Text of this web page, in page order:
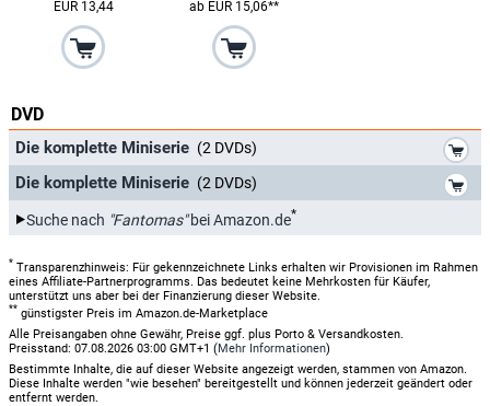
EUR 13,44 ab EUR 15,06**
DVD
Die komplette Miniserie (2 DVDs)
Die komplette Miniserie (2 DVDs)
Suche nach "Fantomas"bei Amazon.de*
* Transparenzhinweis: Für gekennzeichnete Links erhalten wir Provisionen im Rahmen
eines Affiliate-Partnerprogramms. Das bedeutet keine Mehrkosten für Käufer,
unterstützt uns aber bei der Finanzierung dieser Website.
** günstigster Preis im Amazon.de-Marketplace
Alle Preisangaben ohne Gewähr, Preise ggf. plus Porto & Versandkosten.
Preisstand: 07.08.2026 03:00 GMT+1 (Mehr Informationen)
Bestimmte Inhalte, die auf dieser Website angezeigt werden, stammen von Amazon.
Diese Inhalte werden "wie besehen" bereitgestellt und können jederzeit geändert oder
entfernt werden.